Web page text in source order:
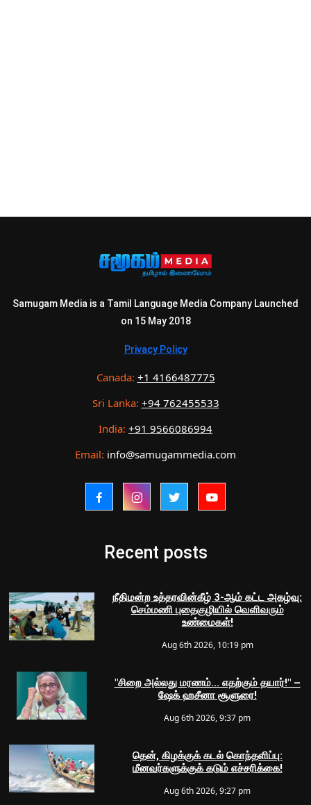
Samugam Media is a Tamil Language Media Company Launched
on 15 May 2018
Privacy Policy
Canada: +1 4166487775
Sri Lanka: +94 762455533
India: +91 9566086994
Email: info@samugammedia.com
Recent posts
நீதிமன்ற உத்தரவின்கீழ் 3-ஆம் கட்ட அகழ்வு:
செம்மணி புதைகுழியில் வெளிவரும்
உண்மைகள்!
Aug 6th 2026, 10:19 pm
"சிறை அல்லது மரணம்... எதற்கும் தயார்!" –
ஷேக் ஹசீனா சூளுரை!
Aug 6th 2026, 9:37 pm
தென், கிழக்குக் கடல் கொந்தளிப்பு:
மீனவர்களுக்குக் கடும் எச்சரிக்கை!
Aug 6th 2026, 9:27 pm